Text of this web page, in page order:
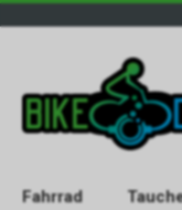
Fahrrad